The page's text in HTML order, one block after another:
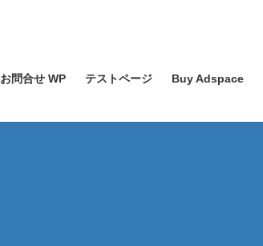
お問合せ WP テストページ Buy Adspace